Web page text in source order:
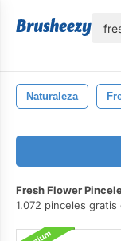
Naturaleza
Fresh Flower
1.072 pinceles